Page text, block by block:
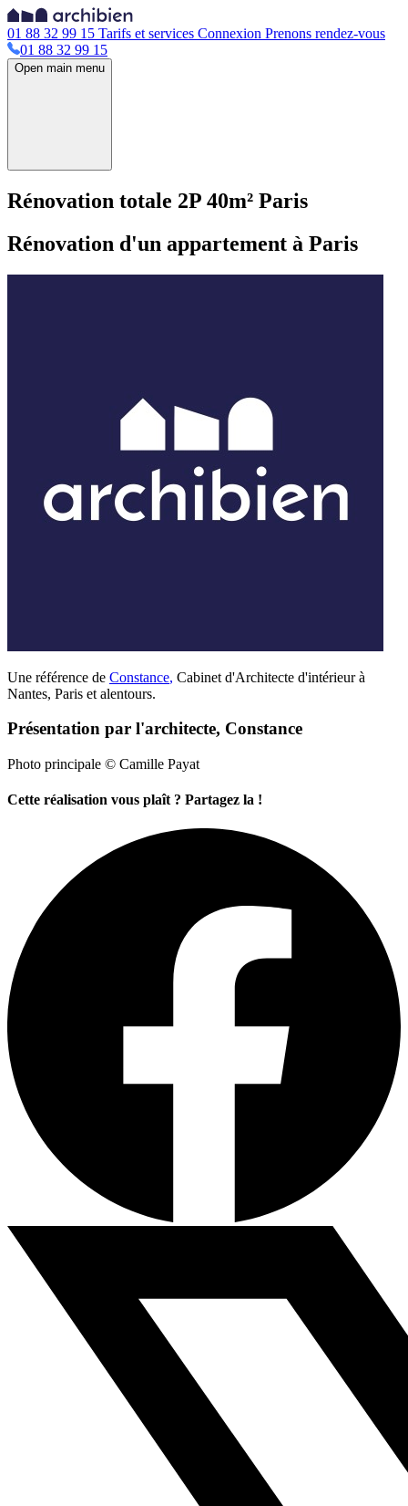
01 88 32 99 15 Tarifs et services Connexion Prenons rendez-vous
01 88 32 99 15
Open main menu
Rénovation totale 2P 40m² Paris
Rénovation d'un appartement à Paris
Une référence de Constance, Cabinet d'Architecte d'intérieur à
Nantes, Paris et alentours.
Présentation par l'architecte, Constance
Photo principale © Camille Payat
Cette réalisation vous plaît ? Partagez la !